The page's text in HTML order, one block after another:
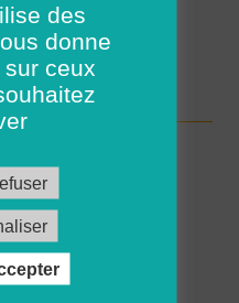
Papeterie (H/F)
des
donne
ceux